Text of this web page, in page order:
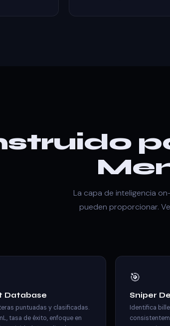
La capa de inteligencia
pueden proporcionar.
Database
puntuadas y clasificadas.
tasa de éxito, enfoque en
🎯
Sniper
Identifica